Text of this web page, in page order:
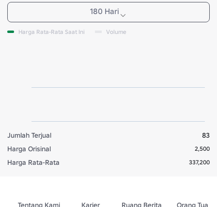
180 Hari
Harga Rata-Rata Saat Ini Volume
Jumlah Terjual
83
Harga Orisinal
2,500
Harga Rata-Rata 337,200
Tentang Kami Karier Ruang Berita Orang Tua